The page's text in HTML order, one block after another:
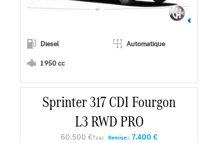
Diesel
Automatique
1 950 cc
En savoir plus
Faire un essai
Sprinter 317 CDI Fourgon
L3 RWD PRO
60.500 €Tvac Remise : 7.400 €